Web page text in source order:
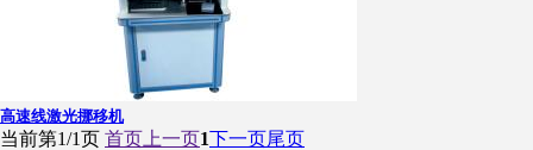
高速线激光挪移机
当前第1/1页 首页 上一页1下一页尾页